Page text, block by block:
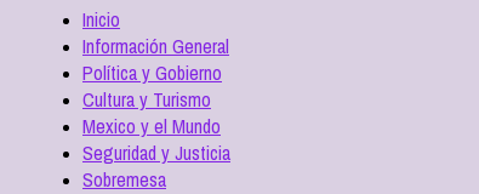
Inicio
Información General
Política y Gobierno
Cultura y Turismo
Mexico y el Mundo
Seguridad y Justicia
Sobremesa